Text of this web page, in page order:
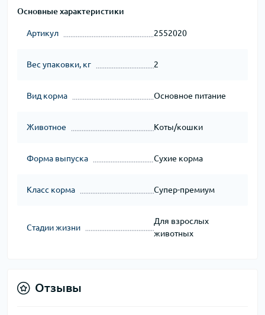
Основные характеристики
Артикул 2552020
Вес упаковки, кг 2
Вид корма Основное питание
Животное Коты/кошки
Форма выпуска Сухие корма
Класс корма Супер-премиум
Стадии жизни
Для взрослых
животных
Отзывы